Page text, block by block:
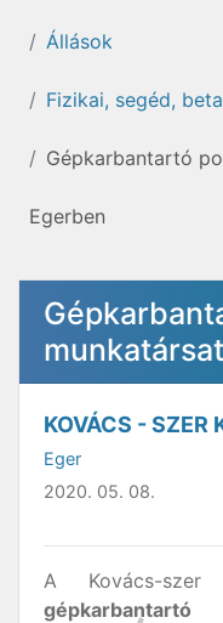
Állások
Fizikai, segéd,
Gépkarbantartó
Egerben
KOVÁCS - SZER
Eger
2020. 05. 08.
A Kovács-
gépkarbantartó